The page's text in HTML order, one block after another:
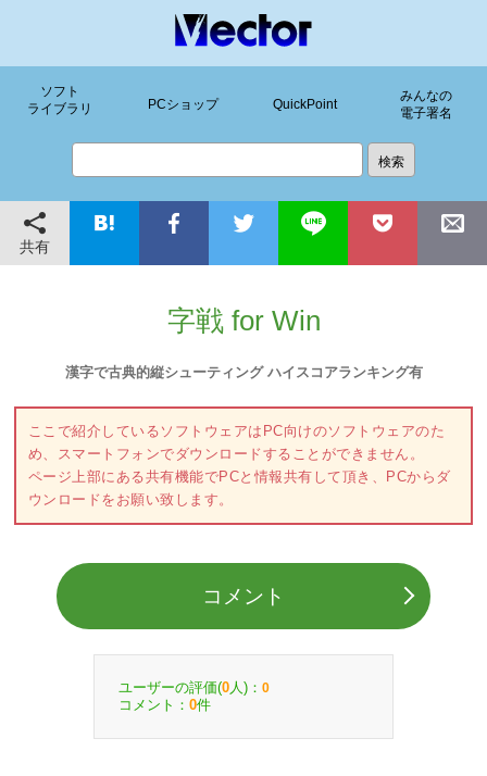
ソフト
ライブラリ
PCショップ QuickPoint
みんなの
電子署名
共有
字戦 for Win
漢字で古典的縦シューティング ハイスコアランキング有
ここで紹介しているソフトウェアはPC向けのソフトウェアのた
め、スマートフォンでダウンロードすることができません。
ページ上部にある共有機能でPCと情報共有して頂き、PCからダ
ウンロードをお願い致します。
コメント
ユーザーの評価(0 人)： 0
コメント： 0件